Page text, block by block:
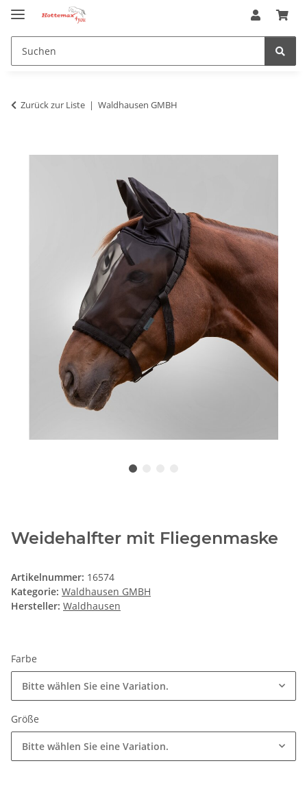
Zurück zur Liste Waldhausen GMBH
Weidehalfter mit Fliegenmaske
Artikelnummer: 16574
Kategorie: Waldhausen GMBH
Hersteller: Waldhausen
Farbe
Bitte wählen Sie eine Variation.
Größe
Bitte wählen Sie eine Variation.